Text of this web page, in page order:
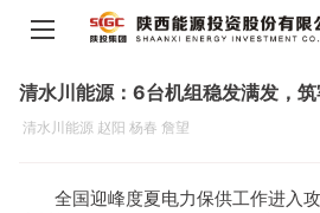
清水川能源：6台机组稳发满发，
清水川能源 赵阳 杨春 詹望
全国迎峰度夏电力保供工作进入